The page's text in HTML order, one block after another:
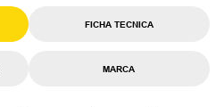
FICHA TECNICA
MARCA